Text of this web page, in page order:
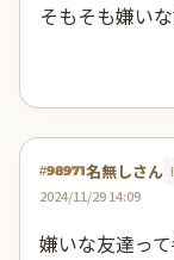
そもそも嫌い
#98971名無しさん
2024/11/29 14:09
嫌いな友達っ